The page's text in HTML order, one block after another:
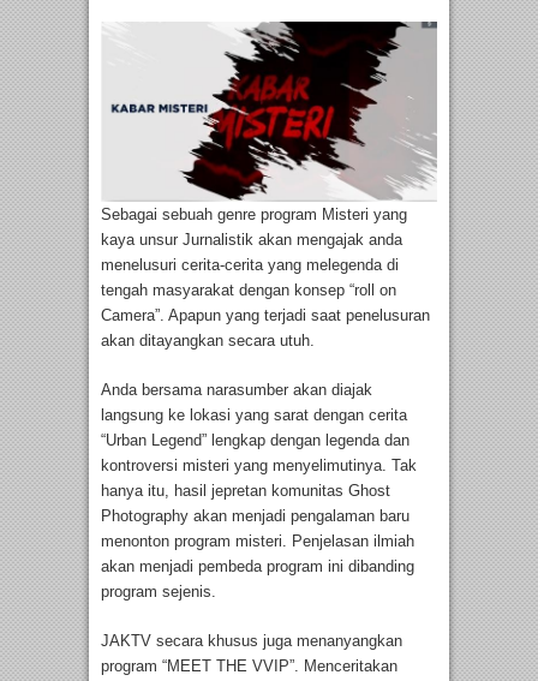
Sebagai sebuah genre program Misteri yang
kaya unsur Jurnalistik akan mengajak anda
menelusuri cerita-cerita yang melegenda di
tengah masyarakat dengan konsep “roll on
Camera”. Apapun yang terjadi saat penelusuran
akan ditayangkan secara utuh.
Anda bersama narasumber akan diajak
langsung ke lokasi yang sarat dengan cerita
“Urban Legend” lengkap dengan legenda dan
kontroversi misteri yang menyelimutinya. Tak
hanya itu, hasil jepretan komunitas Ghost
Photography akan menjadi pengalaman baru
menonton program misteri. Penjelasan ilmiah
akan menjadi pembeda program ini dibanding
program sejenis.
JAKTV secara khusus juga menanyangkan
program “MEET THE VVIP”. Menceritakan